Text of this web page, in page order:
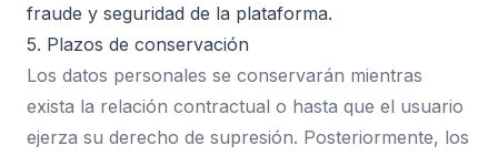
fraude y seguridad de la plataforma.
5. Plazos de conservación
Los datos personales se conservarán mientras
exista la relación contractual o hasta que el usuario
ejerza su derecho de supresión. Posteriormente, los